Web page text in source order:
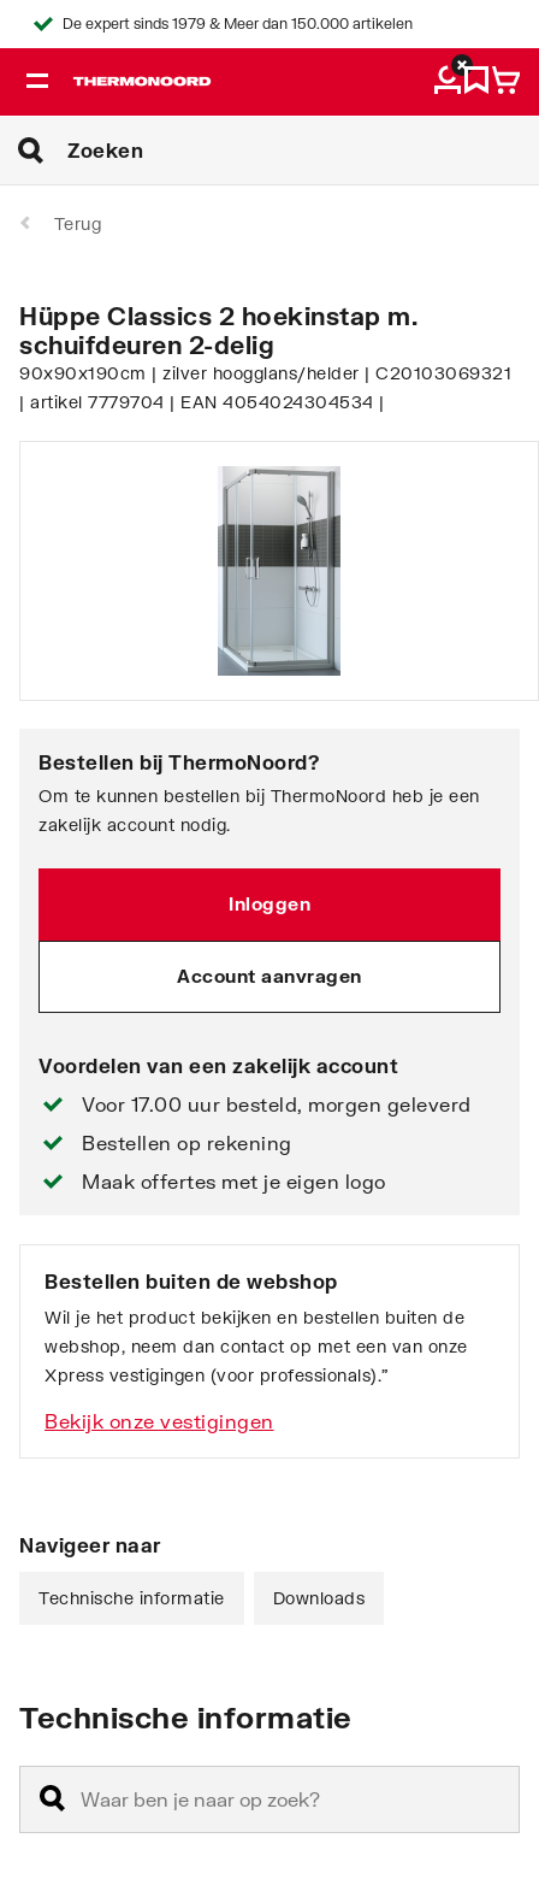
De expert sinds 1979 & Meer dan 150.000 artikelen
Terug
Hüppe Classics 2 hoekinstap m.
schuifdeuren 2-delig
90x90x190cm | zilver hoogglans/helder | C20103069321
| artikel 7779704 | EAN 4054024304534 |
Bestellen bij ThermoNoord?
Om te kunnen bestellen bij ThermoNoord heb je een
zakelijk account nodig.
Inloggen
Account aanvragen
Voordelen van een zakelijk account
Voor 17.00 uur besteld, morgen geleverd
Bestellen op rekening
Maak offertes met je eigen logo
Bestellen buiten de webshop
Wil je het product bekijken en bestellen buiten de
webshop, neem dan contact op met een van onze
Xpress vestigingen (voor professionals).”
Bekijk onze vestigingen
Navigeer naar
Technische informatie Downloads
Technische informatie